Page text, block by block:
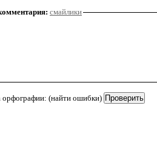
смайлики
орфографии: (найти ошибки)